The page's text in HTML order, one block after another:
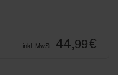
inkl. MwSt. 44,99€